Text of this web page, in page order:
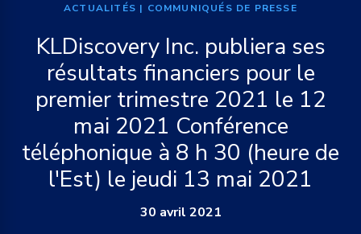
ACTUALITÉS | COMMUNIQUÉS DE PRESSE
KLDiscovery Inc. publiera ses
résultats financiers pour le
premier trimestre 2021 le 12
mai 2021 Conférence
téléphonique à 8 h 30 (heure de
l'Est) le jeudi 13 mai 2021
30 avril 2021